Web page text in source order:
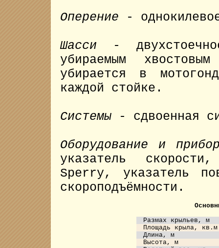
Оперение -
Шасси -
убираемым
убирается в
каждой стойке.
Системы
- сдвоенная
Оборудование и
указатель
Sperry, указатель
скороподъёмности.
Размах крыльев, м
Площадь крылa,
Длина, м
Высота, м